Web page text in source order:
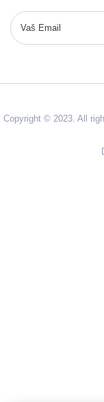
Copyright © 2023. All